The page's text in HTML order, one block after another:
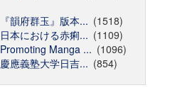
『韻府群玉』版本... (1518)
日本における赤痢... (1109)
Promoting Manga ... (1096)
慶應義塾大学日吉... (854)